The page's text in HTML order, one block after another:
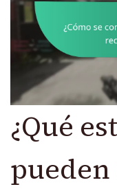
¿Qué